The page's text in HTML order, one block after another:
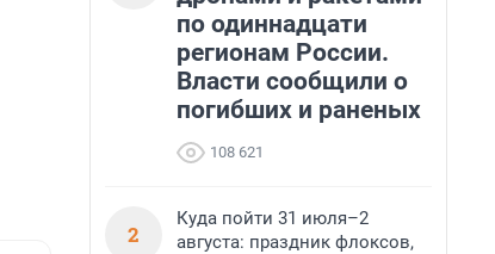
по одиннадцати
регионам России.
Власти сообщили о
погибших и раненых
108 621
2
Куда пойти 31 июля–2
августа: праздник флоксов,